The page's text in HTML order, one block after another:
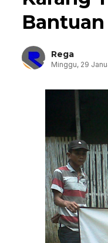
Rega
Minggu, 29